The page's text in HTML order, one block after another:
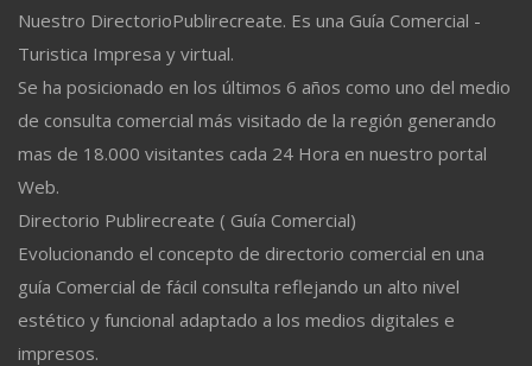
Nuestro DirectorioPublirecreate. Es una Guía Comercial -
Turistica Impresa y virtual.
Se ha posicionado en los últimos 6 años como uno del medio
de consulta comercial más visitado de la región generando
mas de 18.000 visitantes cada 24 Hora en nuestro portal
Web.
Directorio Publirecreate ( Guía Comercial)
Evolucionando el concepto de directorio comercial en una
guía Comercial de fácil consulta reflejando un alto nivel
estético y funcional adaptado a los medios digitales e
impresos.